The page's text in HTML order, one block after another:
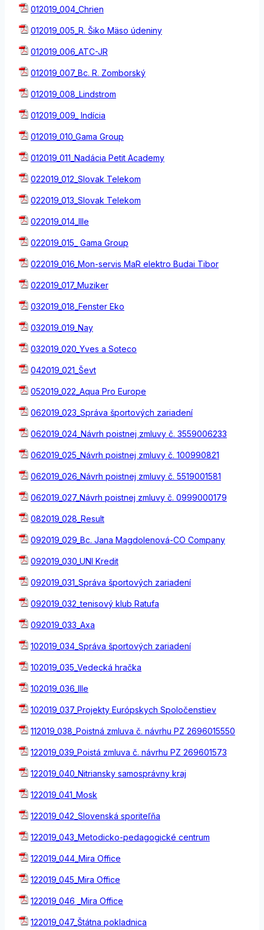
012019_004_Chrien
012019_005_R. Šiko Mäso údeniny
012019_006_ATC-JR
012019_007_Bc. R. Zomborský
012019_008_Lindstrom
012019_009_ Indícia
012019_010_Gama Group
012019_011_Nadácia Petit Academy
022019_012_Slovak Telekom
022019_013_Slovak Telekom
022019_014_Ille
022019_015_ Gama Group
022019_016_Mon-servis MaR elektro Budai Tibor
022019_017_Muziker
032019_018_Fenster Eko
032019_019_Nay
032019_020_Yves a Soteco
042019_021_Ševt
052019_022_Aqua Pro Europe
062019_023_Správa športových zariadení
062019_024_Návrh poistnej zmluvy č. 3559006233
062019_025_Návrh poistnej zmluvy č. 100990821
062019_026_Návrh poistnej zmluvy č. 5519001581
062019_027_Návrh poistnej zmluvy č. 0999000179
082019_028_Result
092019_029_Bc. Jana Magdolenová-CO Company
092019_030_UNI Kredit
092019_031_Správa športových zariadení
092019_032_tenisový klub Ratufa
092019_033_Axa
102019_034_Správa športových zariadení
102019_035_Vedecká hračka
102019_036_Ille
102019_037_Projekty Európskych Spoločenstiev
112019_038_Poistná zmluva č. návrhu PZ 2696015550
122019_039_Poistá zmluva č. návrhu PZ 269601573
122019_040_Nitriansky samosprávny kraj
122019_041_Mosk
122019_042_Slovenská sporiteľňa
122019_043_Metodicko-pedagogické centrum
122019_044_Mira Office
122019_045_Mira Office
122019_046 _Mira Office
122019_047_Štátna pokladnica